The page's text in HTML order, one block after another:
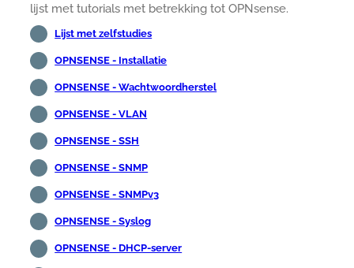
lijst met tutorials met betrekking tot OPNsense.
Lijst met zelfstudies
OPNSENSE - Installatie
OPNSENSE - Wachtwoordherstel
OPNSENSE - VLAN
OPNSENSE - SSH
OPNSENSE - SNMP
OPNSENSE - SNMPv3
OPNSENSE - Syslog
OPNSENSE - DHCP-server